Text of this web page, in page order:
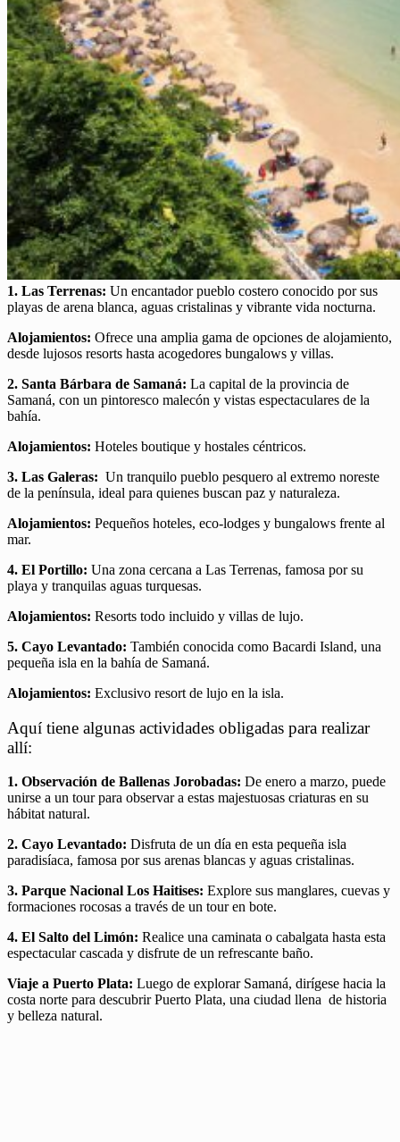
1. Las Terrenas: Un encantador pueblo costero conocido por sus
playas de arena blanca, aguas cristalinas y vibrante vida nocturna.
Alojamientos: Ofrece una amplia gama de opciones de alojamiento,
desde lujosos resorts hasta acogedores bungalows y villas.
2. Santa Bárbara de Samaná: La capital de la provincia de
Samaná, con un pintoresco malecón y vistas espectaculares de la
bahía.
Alojamientos: Hoteles boutique y hostales céntricos.
3. Las Galeras: Un tranquilo pueblo pesquero al extremo noreste
de la península, ideal para quienes buscan paz y naturaleza.
Alojamientos: Pequeños hoteles, eco-lodges y bungalows frente al
mar.
4. El Portillo: Una zona cercana a Las Terrenas, famosa por su
playa y tranquilas aguas turquesas.
Alojamientos: Resorts todo incluido y villas de lujo.
5. Cayo Levantado: También conocida como Bacardi Island, una
pequeña isla en la bahía de Samaná.
Alojamientos: Exclusivo resort de lujo en la isla.
Aquí tiene algunas actividades obligadas para realizar
allí:
1. Observación de Ballenas Jorobadas: De enero a marzo, puede
unirse a un tour para observar a estas majestuosas criaturas en su
hábitat natural.
2. Cayo Levantado: Disfruta de un día en esta pequeña isla
paradisíaca, famosa por sus arenas blancas y aguas cristalinas.
3. Parque Nacional Los Haitises: Explore sus manglares, cuevas y
formaciones rocosas a través de un tour en bote.
4. El Salto del Limón: Realice una caminata o cabalgata hasta esta
espectacular cascada y disfrute de un refrescante baño.
Viaje a Puerto Plata: Luego de explorar Samaná, dirígese hacia la
costa norte para descubrir Puerto Plata, una ciudad llena de historia
y belleza natural.